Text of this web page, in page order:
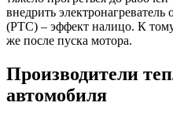
внедрить
(РТС) – эффект налицо. К
же после пуска мотора.
Производители
автомобиля